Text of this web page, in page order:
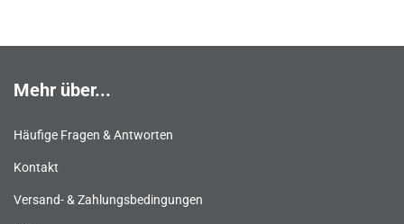
Mehr über...
Häufige Fragen & Antworten
Kontakt
Versand- & Zahlungsbedingungen